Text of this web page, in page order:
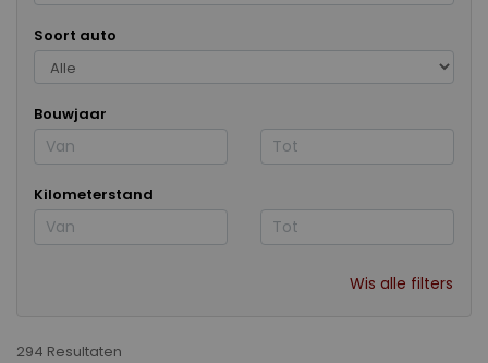
Soort auto
Bouwjaar
Kilometerstand
Wis alle filters
294 Resultaten